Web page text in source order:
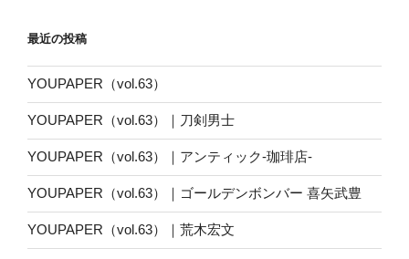
ー
最近の投稿
YOUPAPER（vol.63）
YOUPAPER（vol.63）｜刀剣男士
YOUPAPER（vol.63）｜アンティック-珈琲店-
YOUPAPER（vol.63）｜ゴールデンボンバー 喜矢武豊
YOUPAPER（vol.63）｜荒木宏文